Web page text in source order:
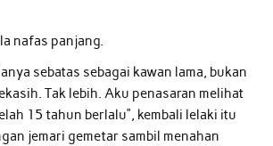
nafas panjang.
sebatas sebagai kawan lama, bukan
Tak lebih. Aku penasaran melihat
15 tahun berlalu”, kembali lelaki itu
jemari gemetar sambil menahan